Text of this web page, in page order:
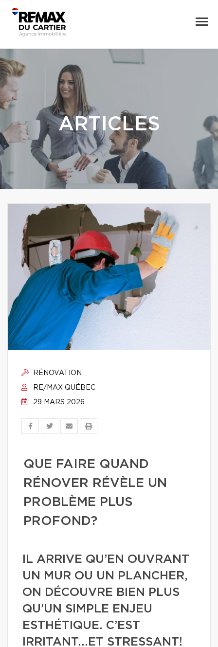
ARTICLES
RÉNOVATION
RE/MAX QUÉBEC
29 MARS 2026
QUE FAIRE QUAND
RÉNOVER RÉVÈLE UN
PROBLÈME PLUS
PROFOND?
IL ARRIVE QU’EN OUVRANT
UN MUR OU UN PLANCHER,
ON DÉCOUVRE BIEN PLUS
QU’UN SIMPLE ENJEU
ESTHÉTIQUE. C’EST
IRRITANT...ET STRESSANT!